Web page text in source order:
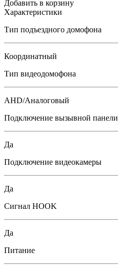
Добавить в корзину
Характеристики
Тип подъездного домофона
Координатный
Тип видеодомофона
AHD/Аналоговый
Подключение вызывной панели
Да
Подключение видеокамеры
Да
Сигнал HOOK
Да
Питание